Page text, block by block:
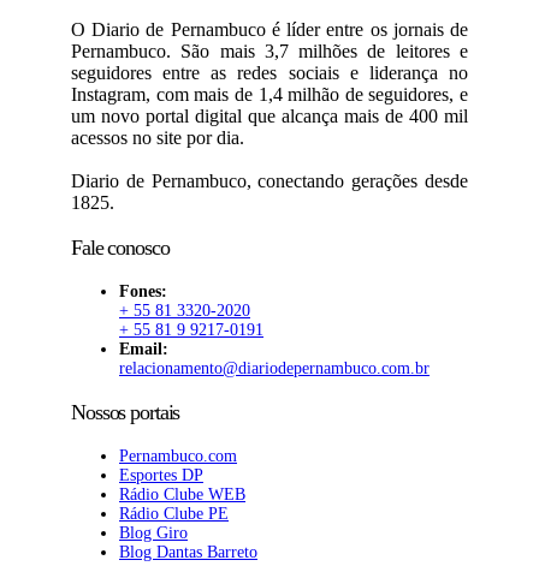
O Diario de Pernambuco é líder entre os jornais de
Pernambuco. São mais 3,7 milhões de leitores e
seguidores entre as redes sociais e liderança no
Instagram, com mais de 1,4 milhão de seguidores, e
um novo portal digital que alcança mais de 400 mil
acessos no site por dia.
Diario de Pernambuco, conectando gerações desde
1825.
Fale conosco
Fones:
+ 55 81 3320-2020
+ 55 81 9 9217-0191
Email:
relacionamento@diariodepernambuco.com.br
Nossos portais
Pernambuco.com
Esportes DP
Rádio Clube WEB
Rádio Clube PE
Blog Giro
Blog Dantas Barreto